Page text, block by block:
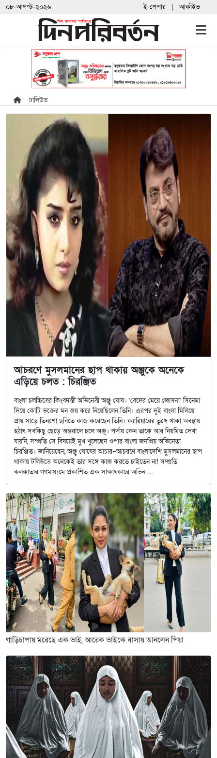
০৮-আগস্ট-২০২৬ ই-পেপার আর্কাইভ
ঢালিউড
আচরণে মুসলমানের ছাপ থাকায় অঞ্জুকে অনেকে
এড়িয়ে চলত : চিরঞ্জিত
বাংলা চলচ্চিত্রের কিংবদন্তী অভিনেত্রী অঞ্জু ঘোষ। ‘বেদের মেয়ে জোসনা’ সিনেমা
দিয়ে কোটি ভক্তের মন জয় করে নিয়েছিলেন তিনি। এরপর দুই বাংলা মিলিয়ে
প্রায় সাড়ে তিনশো ছবিতে কাজ করেছেন তিনি। ক্যারিয়ারের তুঙ্গে থাকা অবস্থায়
হঠাৎ সবকিছু ছেড়ে অন্তরালে চলে অঞ্জু। পর্দায় কেন তাকে আর নিয়মিত দেখা
যায়নি, সম্প্রতি সে বিষয়েই মুখ খুলেছেন ওপার বাংলা জনপ্রিয় অভিনেতা
চিরঞ্জিত। জানিয়েছেন, অঞ্জু ঘোষের আচার–আচরণে বাংলাদেশি মুসলমানের ছাপ
থাকায় টলিউডে অনেকেই তার সঙ্গে কাজ করতে চাইতেন না! সম্প্রতি
কলকাতার গণমাধ্যমে প্রকাশিত এক সাক্ষাৎকারে অভিন ....
গাড়িচাপায় মরেছে এক ভাই, আরেক ভাইকে বাসায় আনলেন পিয়া